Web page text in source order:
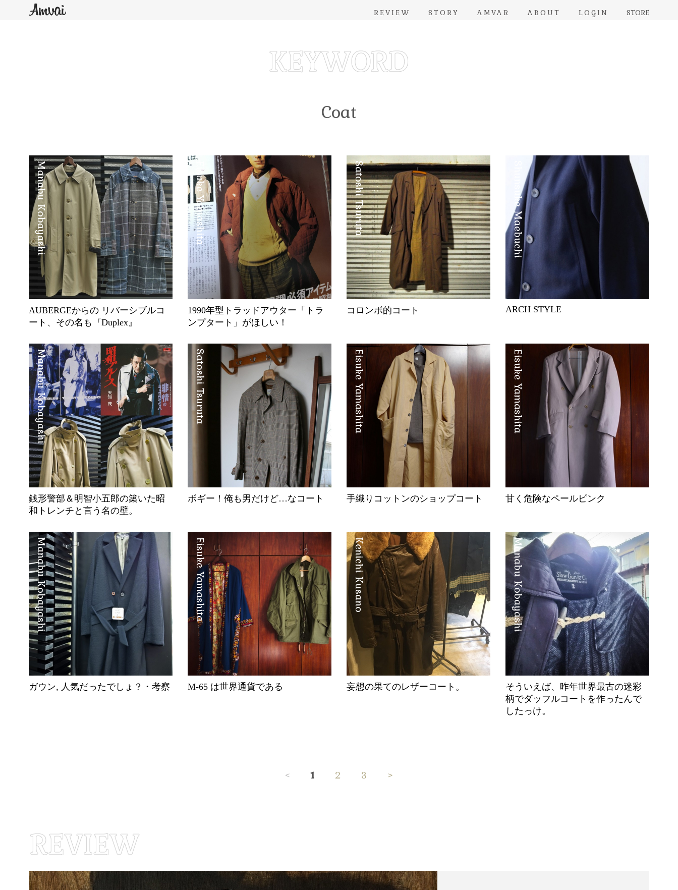
REVIEW STORY AMVAR ABOUT LOGIN STORE
Coat
Manabu Kobayashi
AUBERGEからの リバーシブルコ
ート、その名も『Duplex』
Eisuke Yamashita
1990年型トラッドアウター「トラ
ンプタート」がほしい！
Satoshi Tsuruta
コロンボ的コート
Shunsuke Maebuchi
ARCH STYLE
Manabu Kobayashi
銭形警部＆明智小五郎の築いた昭
和トレンチと言う名の壁。
Satoshi Tsuruta
ボギー！俺も男だけど…なコート
Eisuke Yamashita
手織りコットンのショップコート
Eisuke Yamashita
甘く危険なペールピンク
Manabu Kobayashi
ガウン, 人気だったでしょ？・考察
Eisuke Yamashita
M-65 は世界通貨である
Kenichi Kusano
妄想の果てのレザーコート。
Manabu Kobayashi
そういえば、昨年世界最古の迷彩
柄でダッフルコートを作ったんで
したっけ。
< 1 2 3 >